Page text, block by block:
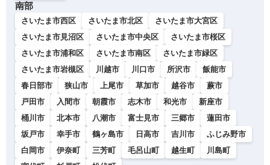
南部
さいたま市西区 さいたま市北区
さいたま市大宮区
さいたま市見沼区
さいたま市中央区
さいたま市桜区
さいたま市浦和区
さいたま市南区
さいたま市緑区
さいたま市岩槻区
川越市 川口市 所沢市
飯能市
春日部市
狭山市 上尾市 草加市 越谷市
蕨市
戸田市
入間市 朝霞市 志木市 和光市
新座市
桶川市
北本市 八潮市 富士見市 三郷市
蓮田市
坂戸市
幸手市 鶴ヶ島市 日高市 吉川市
ふじみ野市
白岡市
伊奈町 三芳町 毛呂山町 越生町
川島町